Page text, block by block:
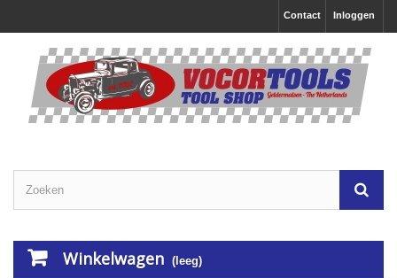
Inloggen
Contact
Winkelwagen (leeg)